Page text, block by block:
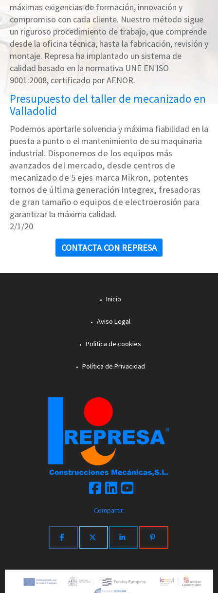
máximas exigencias de formación, innovación y
compromiso con cada cliente. Nuestro método sigue
un riguroso procedimiento de trabajo, que comprende
desde la oficina técnica, hasta la fabricación, revisión y
montaje. Represa ha implantado un sistema de
calidad basado en la normativa UNE EN ISO
9001:2008, certificado por AENOR.
Presupuesto del taller de mecanizado en
Valladolid
Podemos aportarle solvencia y máxima fiabilidad en la
puesta a punto o el mantenimiento de su maquinaria
industrial. Disponemos de los equipos más
avanzados del mercado, desde centros de
mecanizado de 5 ejes marca Mikron, potentes
tornos de última generación Integrex, fresadoras
de gran tamaño o equipos de electroerosión para
garantizar la máxima calidad.
2/1/20
CONTACTA CON REPRESA
Inicio
Aviso Legal
Política de cookies
Política de Privacidad
Compartir: